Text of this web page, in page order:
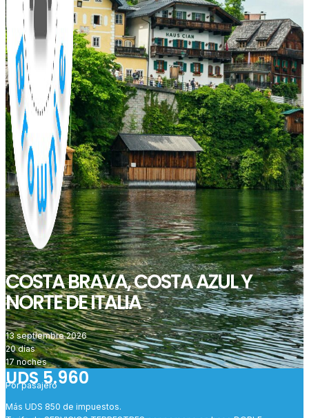
COSTA BRAVA, COSTA AZUL Y
NORTE DE ITALIA
13 septiembre 2026
20 días
17 noches
UDS 5.960
Por pasajero
Más UDS 850 de impuestos.